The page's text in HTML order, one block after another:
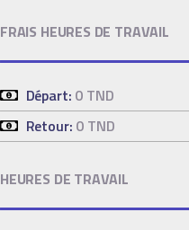
FRAIS HEURES DE TRAVAIL
Départ: 0 TND
Retour: 0 TND
HEURES DE TRAVAIL